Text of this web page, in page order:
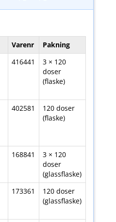
Varenr
Pakning
416441
3 × 120
doser
(flaske)
402581
120 doser
(flaske)
168841
3 × 120
doser
(glassflaske)
173361
120 doser
(glassflaske)